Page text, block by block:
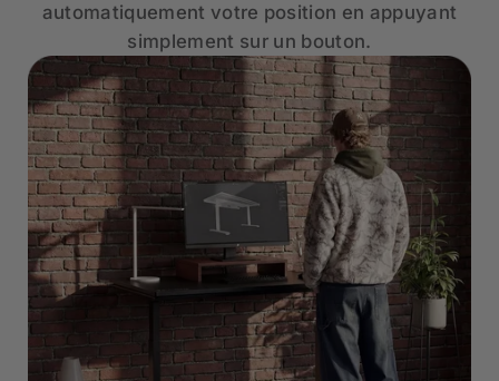
automatiquement votre position en appuyant
simplement sur un bouton.